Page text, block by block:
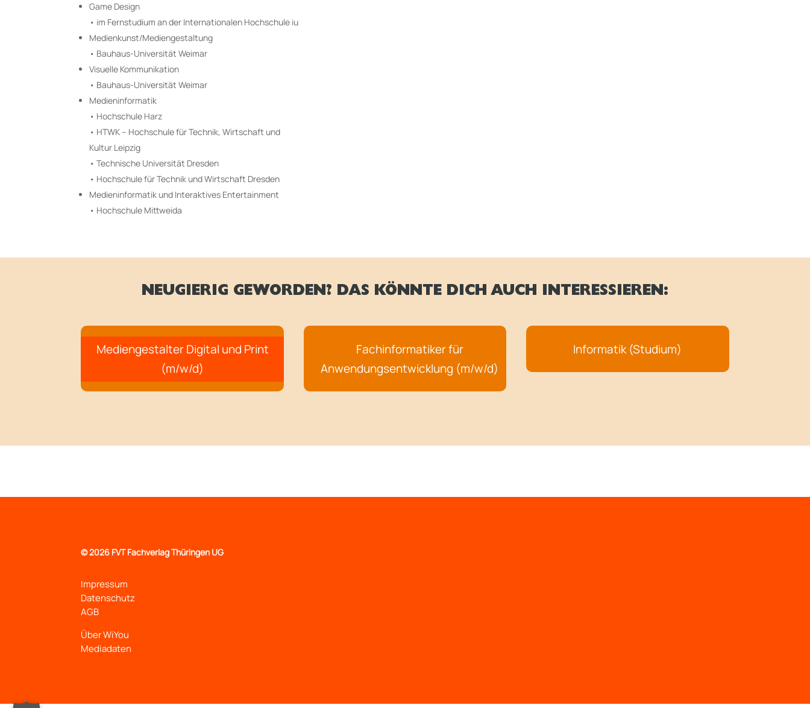
Game Design
• im Fernstudium an der Internationalen Hochschule iu
Medienkunst/Mediengestaltung
• Bauhaus-Universität Weimar
Visuelle Kommunikation
• Bauhaus-Universität Weimar
Medieninformatik
• Hochschule Harz
• HTWK – Hochschule für Technik, Wirtschaft und
Kultur Leipzig
• Technische Universität Dresden
• Hochschule für Technik und Wirtschaft Dresden
Medieninformatik und Interaktives Entertainment
• Hochschule Mittweida
NEUGIERIG GEWORDEN? DAS KÖNNTE DICH AUCH INTERESSIEREN:
Mediengestalter Digital und Print
(m/w/d)
Fachinformatiker für
Anwendungsentwicklung (m/w/d)
Informatik (Studium)
©2026 FVT Fachverlag Thüringen UG
Impressum
Datenschutz
AGB
Über WiYou
Mediadaten